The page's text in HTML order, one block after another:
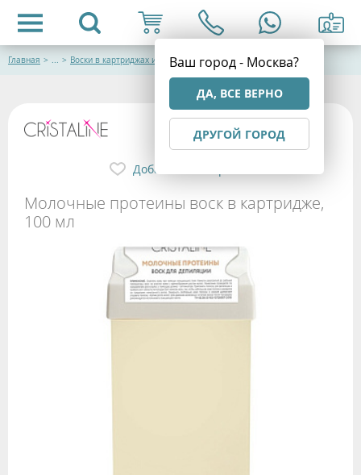
Ваш город - Москва?
ДА, ВСЕ ВЕРНО
ДРУГОЙ ГОРОД
Главная > ... > Воски в картриджах и банках
Молочные протеины воск в картридже,
100 мл
Добавить в избранное